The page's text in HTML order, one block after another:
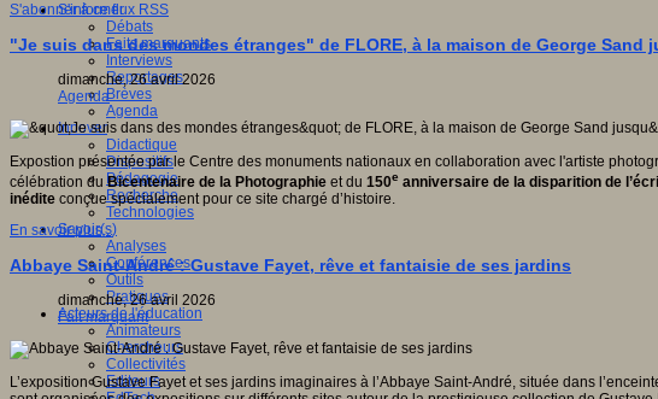
S'informer
Débats
Faits marquants
Interviews
Reportages
Brèves
Agenda
Innover
Didactique
Dispositifs
Pédagogie
Recherche
Technologies
Savoir(s)
Analyses
Conférences
Outils
Pratiques
Acteurs de l'éducation
Animateurs
Chercheurs
Collectivités
Editeurs
S'abonner à ce flux RSS
"Je suis dans des mondes étranges" de FLORE, à la maison de George Sand
dimanche, 26 avril 2026
Agenda
Expostion présentée par le Centre des monuments nationaux en collaboration avec l'artiste
célébration duBicentenaire de la Photographie et du 150e anniversaire de la disparition de
inédite conçue spécialement pour ce site chargé d’histoire.
En savoir plus...
Abbaye Saint-André : Gustave Fayet, rêve et fantaisie de ses jardins
dimanche, 26 avril 2026
Fait marquant
L’exposition Gustave Fayet et ses jardins imaginaires à l’Abbaye Saint-André, située dans